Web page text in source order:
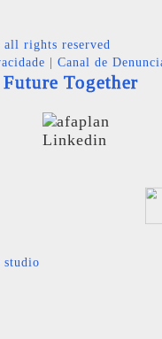
rights reserved
Canal de
Together
studio